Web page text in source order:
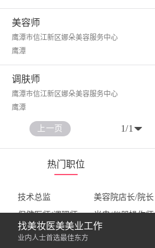
美容师
鹰潭市信江新区娜朵美容服务中心
鹰潭
调肤师
鹰潭市信江新区娜朵美容服务中心
鹰潭
上一页 1/1
热门职位
技术总监 美容院店长/院长
保健医师/调理师
光电/仪器操作师
总裁/总经理
养生专家/顾问
找美妆医美美业工作
业内人士首选最佳东方